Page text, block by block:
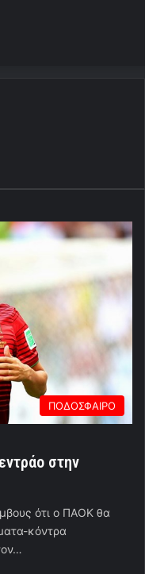
ΠΟΔΟΣΦΑΙΡΟ
στην
ότι ο ΠΑΟΚ θα
κόντρα